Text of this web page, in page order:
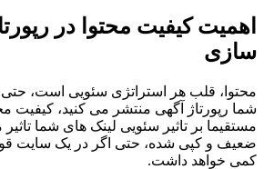
اهمیت کیفیت محتوا در
سازی
محتوا، قلب هر استراتژی سئویی است،
شما رپورتاژ آگهی منتشر می کنید، کیفیت
مستقیما بر تاثیر سئویی لینک های شما
ضعیف و کپی شده، حتی اگر در یک سایت
کمی خواهد داشت.